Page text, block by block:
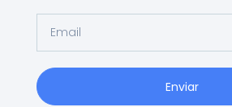
Enviar